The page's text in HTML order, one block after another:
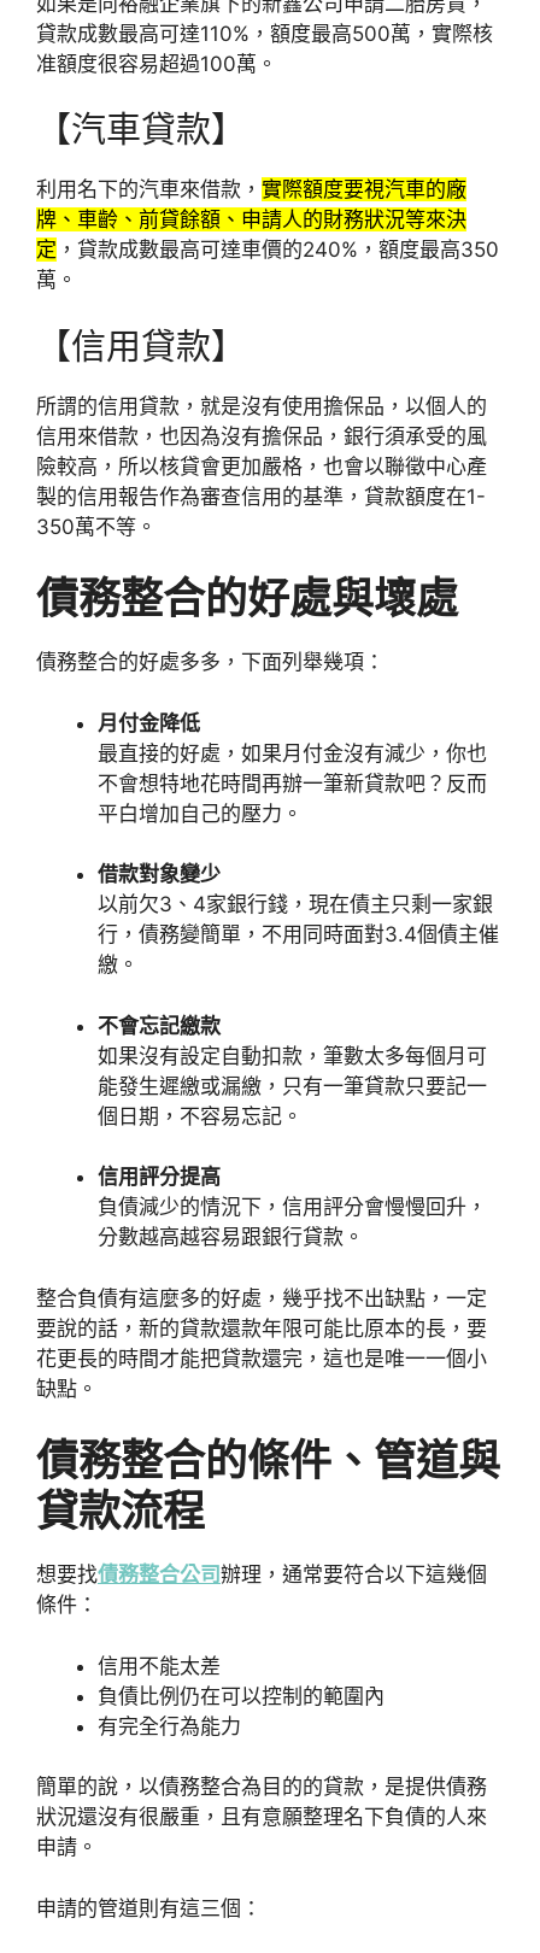
貸款成數最高可達110%，額度最高500萬，實際核
准額度很容易超過100萬。
【汽車貸款】
利用名下的汽車來借款， 實際額度要視汽車的廠
牌、車齡、前貸餘額、申請人的財務狀況等來決
定 ，貸款成數最高可達車價的240%，額度最高350
萬。
【信用貸款】
所謂的信用貸款，就是沒有使用擔保品，以個人的
信用來借款，也因為沒有擔保品，銀行須承受的風
險較高，所以核貸會更加嚴格，也會以聯徵中心產
製的信用報告作為審查信用的基準，貸款額度在1-
350萬不等。
債務整合的好處與壞處
債務整合的好處多多，下面列舉幾項：
月付金降低
最直接的好處，如果月付金沒有減少，你也
不會想特地花時間再辦一筆新貸款吧？反而
平白增加自己的壓力。
借款對象變少
以前欠3、4家銀行錢，現在債主只剩一家銀
行，債務變簡單，不用同時面對3.4個債主催
繳。
不會忘記繳款
如果沒有設定自動扣款，筆數太多每個月可
能發生遲繳或漏繳，只有一筆貸款只要記一
個日期，不容易忘記。
信用評分提高
負債減少的情況下，信用評分會慢慢回升，
分數越高越容易跟銀行貸款。
整合負債有這麼多的好處，幾乎找不出缺點，一定
要說的話，新的貸款還款年限可能比原本的長，要
花更長的時間才能把貸款還完，這也是唯一一個小
缺點。
債務整合的條件、管道與
貸款流程
想要找債務整合公司辦理，通常要符合以下這幾個
條件：
信用不能太差
負債比例仍在可以控制的範圍內
有完全行為能力
簡單的說，以債務整合為目的的貸款，是提供債務
狀況還沒有很嚴重，且有意願整理名下負債的人來
申請。
申請的管道則有這三個：